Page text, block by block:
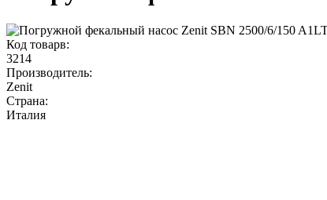
Код товарв:
3214
Производитель:
Zenit
Страна:
Италия